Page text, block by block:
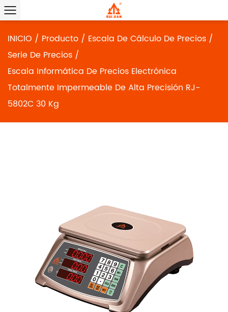
INICIO / Producto / Escala De Cálculo De Precios /
Serie De Precios /
Escala Informática De Precios Electrónica
Totalmente Impermeable De Alta Precisión RJ-
5802C 30 Kg